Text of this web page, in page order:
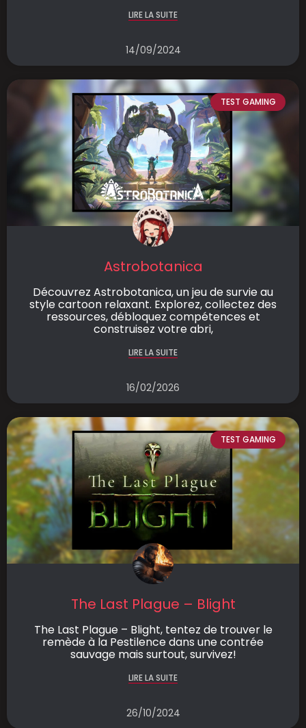
LIRE LA SUITE
14/09/2024
TEST GAMING
Astrobotanica
Découvrez Astrobotanica, un jeu de survie au
style cartoon relaxant. Explorez, collectez des
ressources, débloquez compétences et
construisez votre abri,
LIRE LA SUITE
16/02/2026
TEST GAMING
The Last Plague – Blight
The Last Plague – Blight, tentez de trouver le
remède à la Pestilence dans une contrée
sauvage mais surtout, survivez!
LIRE LA SUITE
26/10/2024